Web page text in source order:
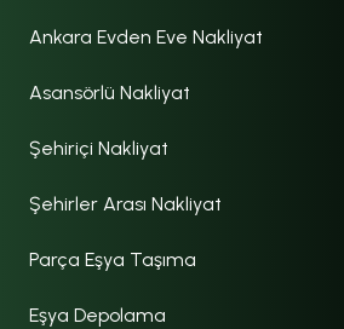
Ankara Evden Eve Nakliyat
Asansörlü Nakliyat
Şehiriçi Nakliyat
Şehirler Arası Nakliyat
Parça Eşya Taşıma
Eşya Depolama